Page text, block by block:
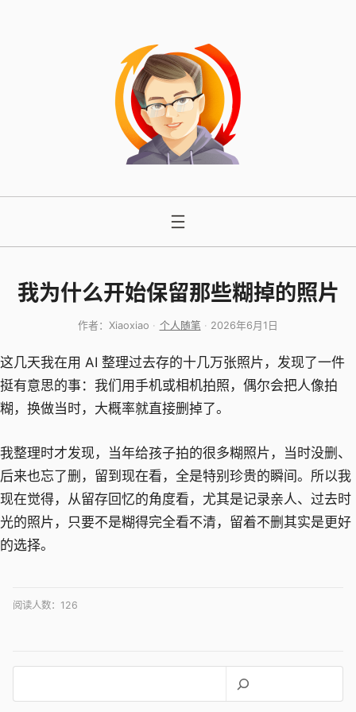
我为什么开始保留那些糊掉的照片
作者： Xiaoxiao 个人随笔 2026年6月1日
这几天我在用 AI 整理过去存的十几万张照片，发现了一件
挺有意思的事：我们用手机或相机拍照，偶尔会把人像拍
糊，换做当时，大概率就直接删掉了。
我整理时才发现，当年给孩子拍的很多糊照片，当时没删、
后来也忘了删，留到现在看，全是特别珍贵的瞬间。所以我
现在觉得，从留存回忆的角度看，尤其是记录亲人、过去时
光的照片，只要不是糊得完全看不清，留着不删其实是更好
的选择。
阅读人数： 126
索